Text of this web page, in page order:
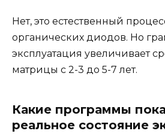
Нет, это естественный
органических диодов. Но
эксплуатация увеличивает
матрицы с 2-3 до 5-7 лет.
Какие программы
реальное состояние